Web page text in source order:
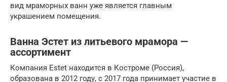
вид мраморных ванн уже является главным
украшением помещения.
Ванна Эстет из литьевого мрамора —
ассортимент
Компания Estet находится в Костроме (Россия),
образована в 2012 году, с 2017 года принимает участие в